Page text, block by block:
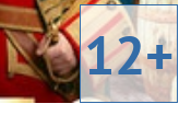
12+